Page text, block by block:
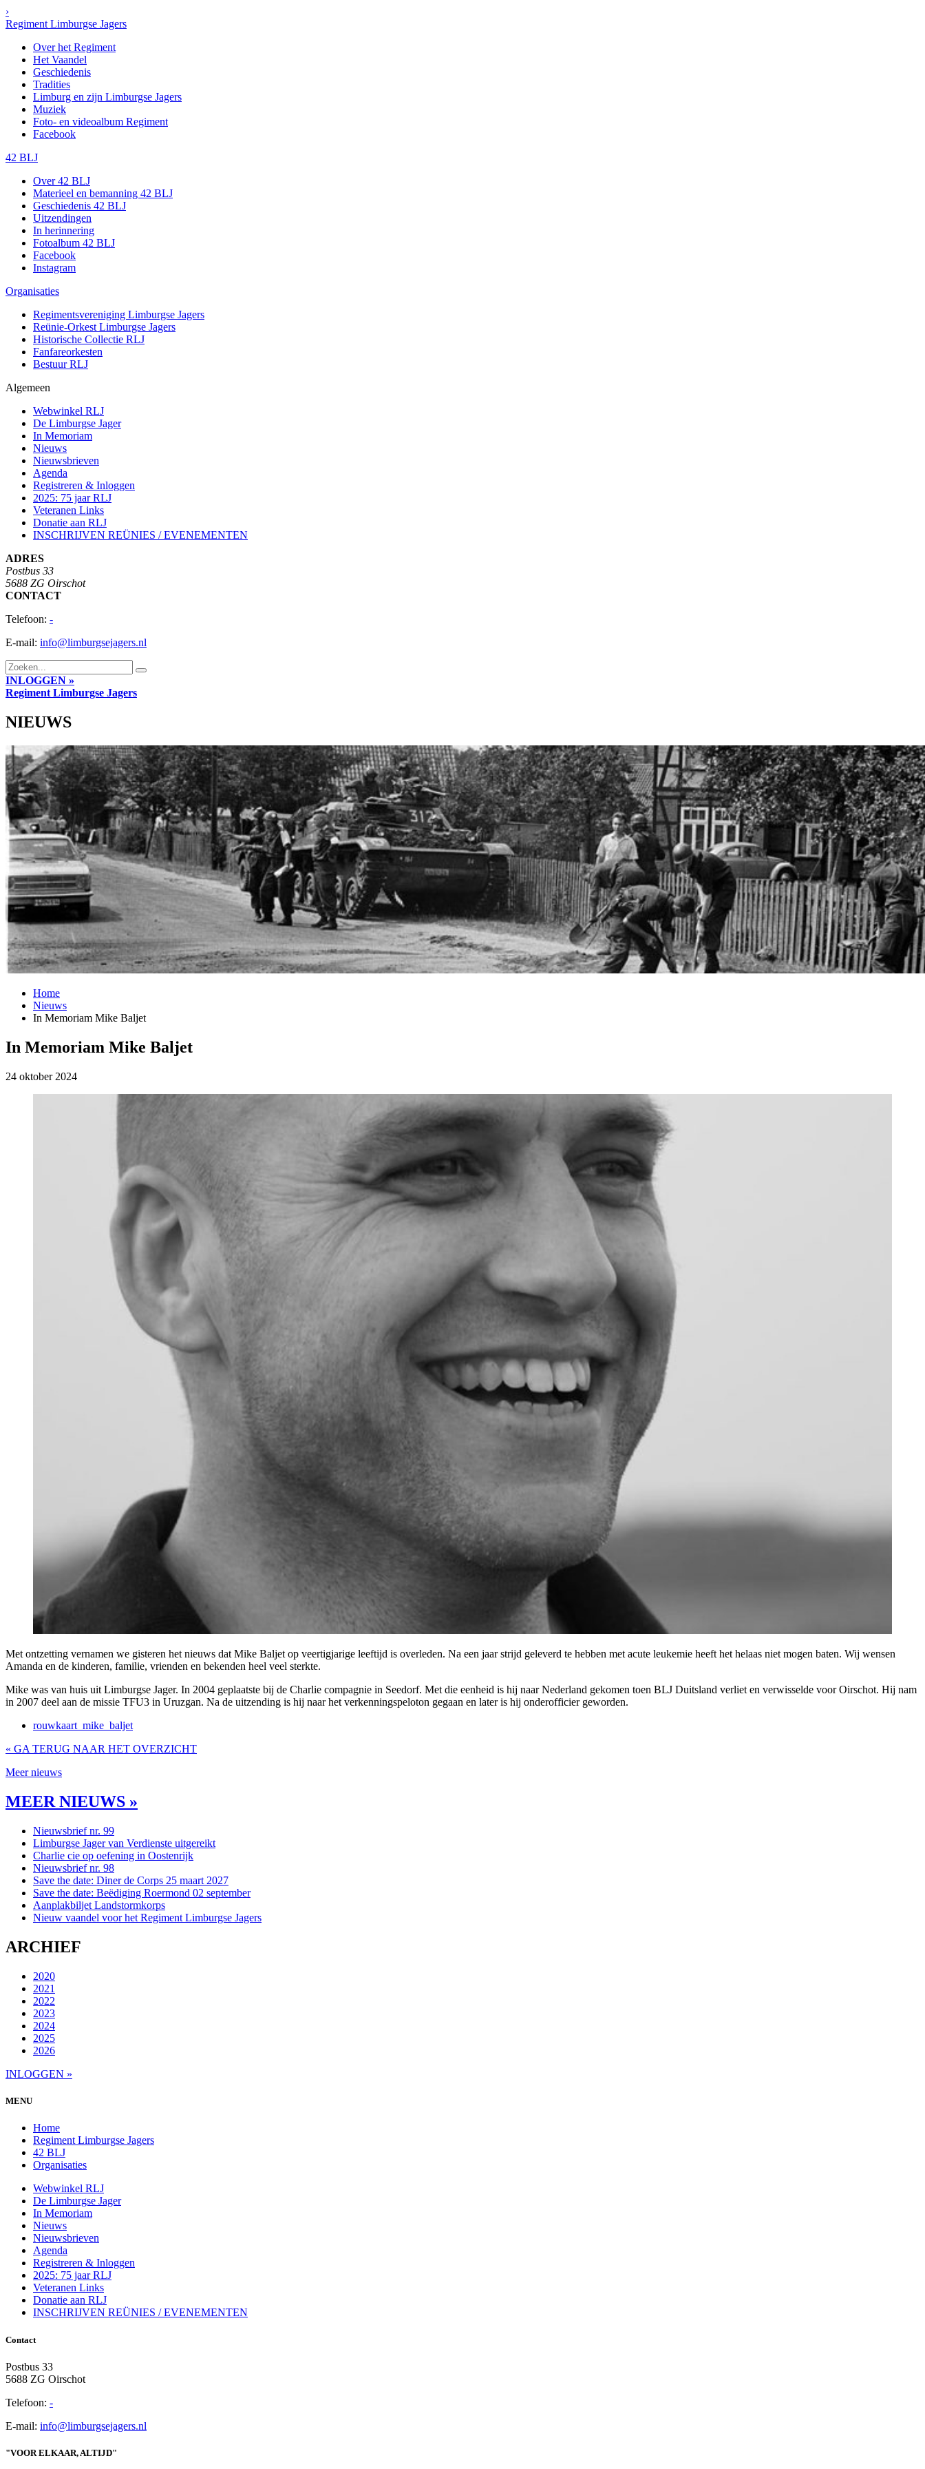
›
Regiment Limburgse Jagers
Over het Regiment
Het Vaandel
Geschiedenis
Tradities
Limburg en zijn Limburgse Jagers
Muziek
Foto- en videoalbum Regiment
Facebook
42 BLJ
Over 42 BLJ
Materieel en bemanning 42 BLJ
Geschiedenis 42 BLJ
Uitzendingen
In herinnering
Fotoalbum 42 BLJ
Facebook
Instagram
Organisaties
Regimentsvereniging Limburgse Jagers
Reünie-Orkest Limburgse Jagers
Historische Collectie RLJ
Fanfareorkesten
Bestuur RLJ
Algemeen
Webwinkel RLJ
De Limburgse Jager
In Memoriam
Nieuws
Nieuwsbrieven
Agenda
Registreren & Inloggen
2025: 75 jaar RLJ
Veteranen Links
Donatie aan RLJ
INSCHRIJVEN REÜNIES / EVENEMENTEN
ADRES
Postbus 33
5688 ZG Oirschot
CONTACT
Telefoon: -
E-mail: info@limburgsejagers.nl
INLOGGEN »
Regiment Limburgse Jagers
NIEUWS
Home
Nieuws
In Memoriam Mike Baljet
In Memoriam Mike Baljet
24 oktober 2024
Met ontzetting vernamen we gisteren het nieuws dat Mike Baljet op veertigjarige leeftijd is overleden. Na een jaar strijd geleverd te hebben met acute leukemie heeft het helaas niet mogen baten. Wij wensen
Amanda en de kinderen, familie, vrienden en bekenden heel veel sterkte.
Mike was van huis uit Limburgse Jager. In 2004 geplaatste bij de Charlie compagnie in Seedorf. Met die eenheid is hij naar Nederland gekomen toen BLJ Duitsland verliet en verwisselde voor Oirschot. Hij nam
in 2007 deel aan de missie TFU3 in Uruzgan. Na de uitzending is hij naar het verkenningspeloton gegaan en later is hij onderofficier geworden.
rouwkaart_mike_baljet
« GA TERUG NAAR HET OVERZICHT
Meer nieuws
MEER NIEUWS »
Nieuwsbrief nr. 99
Limburgse Jager van Verdienste uitgereikt
Charlie cie op oefening in Oostenrijk
Nieuwsbrief nr. 98
Save the date: Diner de Corps 25 maart 2027
Save the date: Beëdiging Roermond 02 september
Aanplakbiljet Landstormkorps
Nieuw vaandel voor het Regiment Limburgse Jagers
ARCHIEF
2020
2021
2022
2023
2024
2025
2026
INLOGGEN »
MENU
Home
Regiment Limburgse Jagers
42 BLJ
Organisaties
Webwinkel RLJ
De Limburgse Jager
In Memoriam
Nieuws
Nieuwsbrieven
Agenda
Registreren & Inloggen
2025: 75 jaar RLJ
Veteranen Links
Donatie aan RLJ
INSCHRIJVEN REÜNIES / EVENEMENTEN
Contact
Postbus 33
5688 ZG Oirschot
Telefoon: -
E-mail: info@limburgsejagers.nl
"VOOR ELKAAR, ALTIJD"